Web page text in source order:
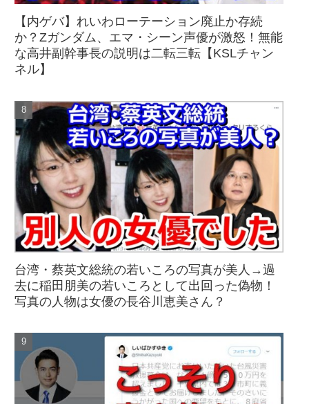
【内ゲバ】れいわローテーション廃止か存続
か？Zガンダム、エマ・シーン声優が激怒！無能
な高井副幹事長の説明は二転三転【KSLチャン
ネル】
台湾・蔡英文総統の若いころの写真が美人→過
去に稲田朋美の若いころとして出回った偽物！
写真の人物は女優の長谷川恵美さん？